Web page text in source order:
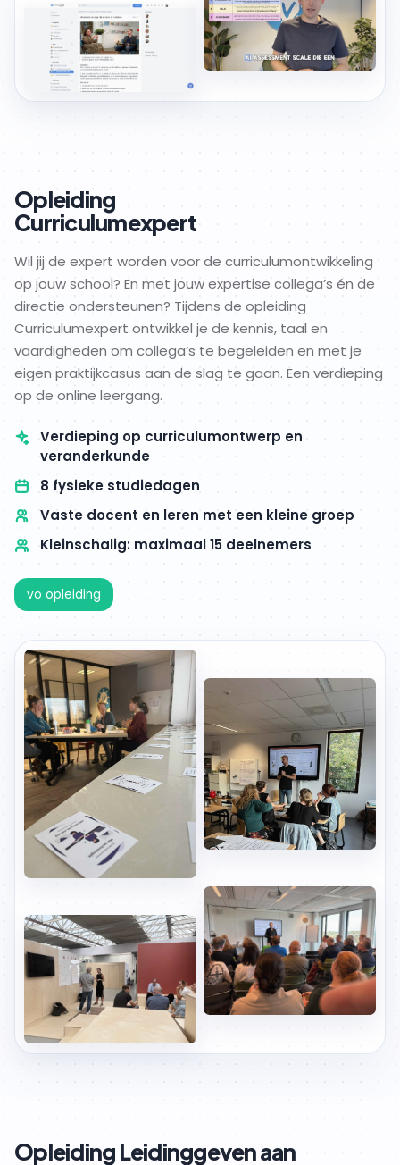
Opleiding
Curriculumexpert
Wil jij de expert worden voor de curriculumontwikkeling
op jouw school? En met jouw expertise collega’s én de
directie ondersteunen? Tijdens de opleiding
Curriculumexpert ontwikkel je de kennis, taal en
vaardigheden om collega’s te begeleiden en met je
eigen praktijkcasus aan de slag te gaan. Een verdieping
op de online leergang.
Verdieping op curriculumontwerp en
veranderkunde
8 fysieke studiedagen
Vaste docent en leren met een kleine groep
Kleinschalig: maximaal 15 deelnemers
vo opleiding
Opleiding Leidinggeven aan